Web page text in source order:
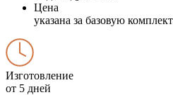
Цена
указана за базовую
Изготовление
от 5 дней